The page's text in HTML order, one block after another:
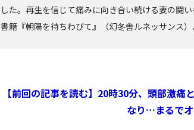
した。再生を信じて痛みに向き合い続ける妻の闘
書籍『朝陽を待ちわびて』（幻冬舎ルネッサンス）
【前回の記事を読む】20時30分、頭部激痛
なり…まるで